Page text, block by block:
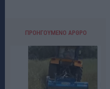
ΠΡΟΗΓΟΎΜΕΝΟ ΆΡΘΡΟ